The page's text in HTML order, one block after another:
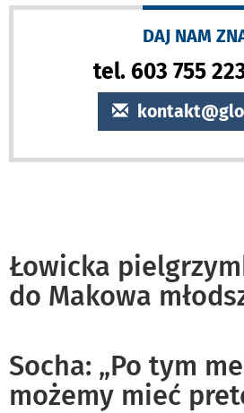
DAJ NAM
tel. 603 755
Łowicka
do Makowa
Socha: „Po tym
możemy mieć